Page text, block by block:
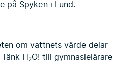
på Spyken i Lund.
om vattnets värde delar
H 2O! till gymnasielärare